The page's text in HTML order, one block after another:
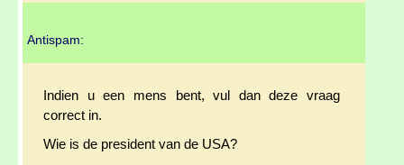
Antispam:
Indien u een mens bent, vul dan deze vraag
correct in.
Wie is de president van de USA?